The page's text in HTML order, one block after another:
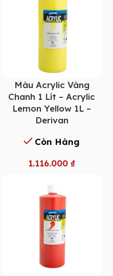
Màu Acrylic Vàng
Chanh 1 Lít – Acrylic
Lemon Yellow 1L –
Derivan
Còn Hàng
1.116.000₫